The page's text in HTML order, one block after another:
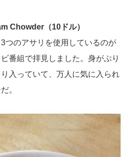
Chowder（10ドル）
つのアサリを使用しているのが
番組で拝見しました。身がぷり
入っていて、万人に気に入られ
。